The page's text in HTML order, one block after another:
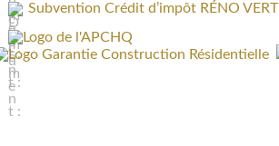
Subvention Crédit d’impôt RÉNO VERT